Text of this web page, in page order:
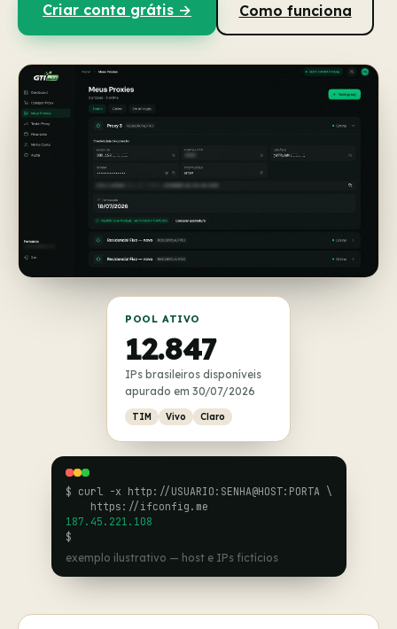
Criar conta grátis → Como funciona
POOL ATIVO
12.847
IPs brasileiros disponíveis
apurado em 30/07/2026
TIM Vivo Claro
$ curl -x http://USUARIO:SENHA@HOST:PORTA \
https://ifconfig.me
187.45.221.108
$
exemplo ilustrativo — host e IPs fictícios